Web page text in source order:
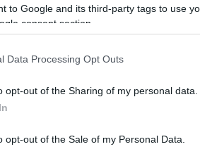
to Google and its third-party tags to use
consent section.
Data Processing Opt Outs
opt-out of the Sharing of my personal data.
opt-out of the Sale of my Personal Data.
η πρόεδρος του Συλλόγου
τη βαθιά
του ρίζες. Όπως σημείωσε,
συνεχίζει να ζει στο